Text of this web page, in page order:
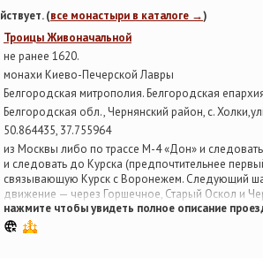
(все монастыри в каталоге →)
Троицы Живоначальной
не ранее 1620.
монахи Киево-Печерской Лавры
Белгородская митрополия. Белгородская
Белгородская обл., Чернянский район, с.
50.864435, 37.755964
из Москвы либо по трассе М-4 «Дон» и
и следовать до Курска (предпочтительнее
связывающую Курск с Воронежем. Следующий
движение — через Горшечное, Старый Оскол и
после Чернянки (расстояние — около десяти
Холковский монастырь.
Оскола. Станция «Холки» находится в
нажмите чтобы увидеть полное описание